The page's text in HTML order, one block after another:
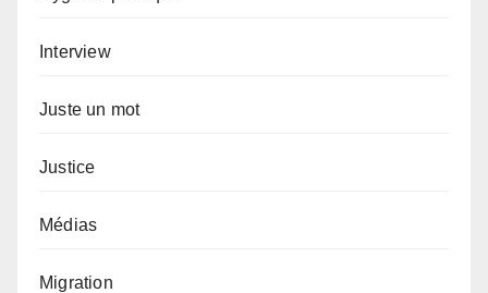
Interview
Juste un mot
Justice
Médias
Migration